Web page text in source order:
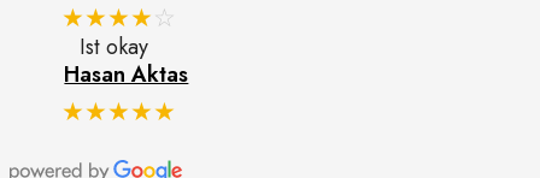
★★★★ ☆
Ist okay
Hasan Aktas
★★★★★